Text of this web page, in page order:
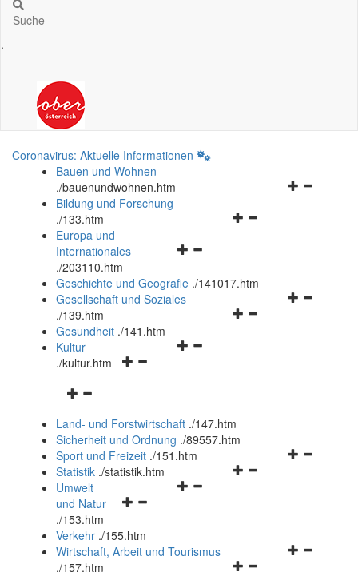
Suche
.
Coronavirus: Aktuelle Informationen
Bauen und Wohnen
./bauenundwohnen.htm
Navigationsmenü
Bildung und Forschung
./133.htm
Navigationsmenü
und
schließen
Europa und
Internationales
./203110.htm
Geschichte und Geografie ./141017.htm
Navigationsmenü
Gesellschaft und Soziales
./139.htm
Navigationsmenü
Gesundheit ./141.htm
Navigationsmenü
Kultur
./kultur.htm
Navigationsmenü
und
schließen
Land- und Forstwirtschaft ./147.htm
Sicherheit und Ordnung ./89557.htm
Navigationsmenü
Sport und Freizeit ./151.htm
Navigationsmenü
Statistik ./statistik.htm
Navigationsmenü
und
schließen
Umwelt
und Natur
./153.htm
Verkehr ./155.htm
Navigationsmenü
Wirtschaft, Arbeit und Tourismus
./157.htm